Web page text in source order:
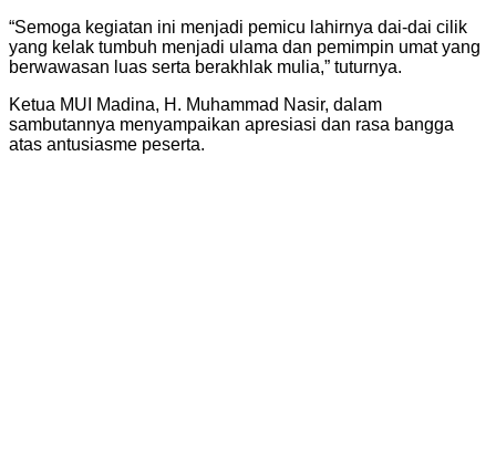
“Semoga kegiatan ini menjadi pemicu lahirnya dai-dai cilik
yang kelak tumbuh menjadi ulama dan pemimpin umat yang
berwawasan luas serta berakhlak mulia,” tuturnya.
Ketua MUI Madina, H. Muhammad Nasir, dalam
sambutannya menyampaikan apresiasi dan rasa bangga
atas antusiasme peserta.